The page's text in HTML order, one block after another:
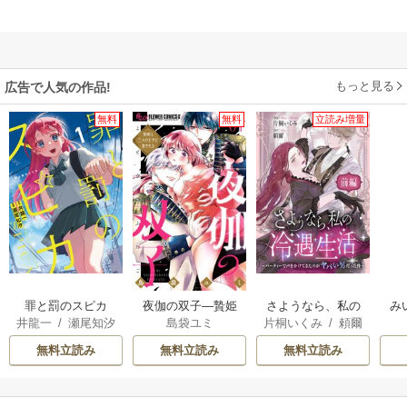
広告で人気の作品! もっと見る
無料
罪と罰のスピカ
井龍一 /瀬尾知汐
無料立読み
無料
夜伽の双子―贄姫
は二人の王子に愛
される―
島袋ユミ
無料立読み
立読み増量
さようなら、私の
冷遇生活 ～パーテ
ィーで声をかけて
きたのがヤバい男
片桐いくみ / 頼爾
無料立読み
み